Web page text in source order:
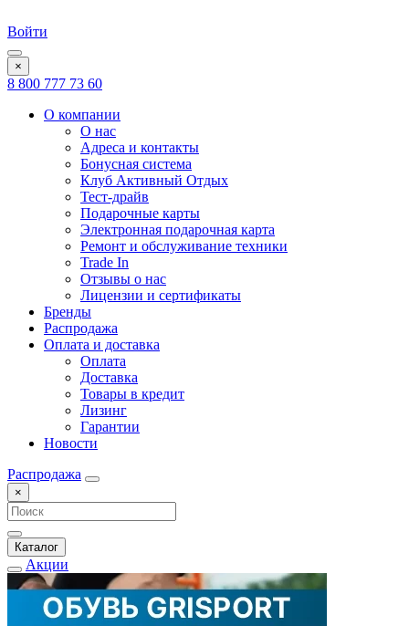
Войти
×
8 800 777 73 60
О компании
О нас
Адреса и контакты
Бонусная система
Клуб Активный Отдых
Тест-драйв
Подарочные карты
Электронная подарочная карта
Ремонт и обслуживание техники
Trade In
Отзывы о нас
Лицензии и сертификаты
Бренды
Распродажа
Оплата и доставка
Оплата
Доставка
Товары в кредит
Лизинг
Гарантии
Новости
Распродажа
×
Каталог
Акции